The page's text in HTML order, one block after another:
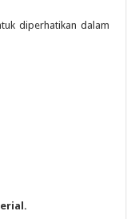
diperhatikan dalam